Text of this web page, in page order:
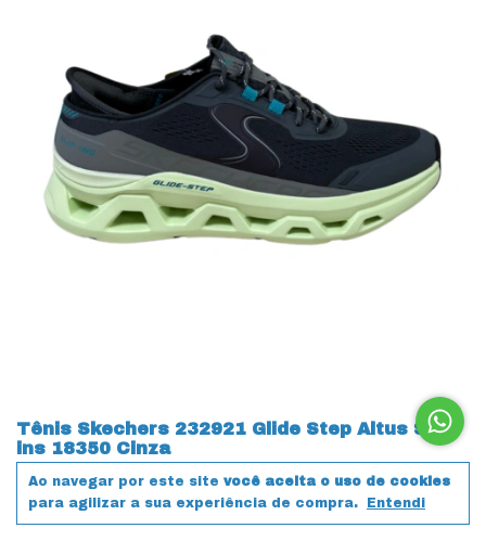
Ao navegar por este site você aceita o uso de cookies
para agilizar a sua experiência de compra.
Entendi
Tênis Skechers 232921 Glide Step Altus Slip-
ins 18350 Cinza
R$759,00
Comprar